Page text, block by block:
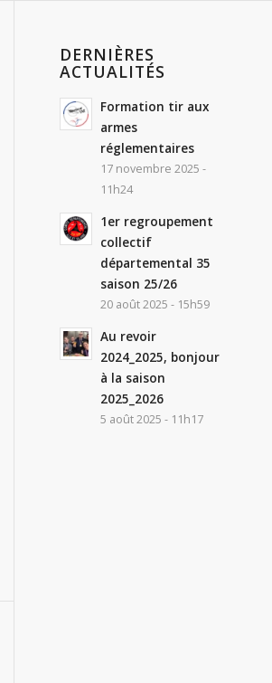
DERNIÈRES
ACTUALITÉS
Formation tir aux
armes
réglementaires
17 novembre 2025 -
11h24
1er regroupement
collectif
départemental 35
saison 25/26
20 août 2025 - 15h59
Au revoir
2024_2025, bonjour
à la saison
2025_2026
5 août 2025 - 11h17